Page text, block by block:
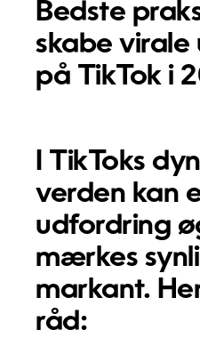
Bedste
skabe
på TikTok i
I TikToks
verden kan
udfordring
mærkes
markant.
råd: